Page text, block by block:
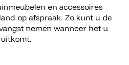
en accessoires
op afspraak. Zo kunt u de
nemen wanneer het u
uitkomt.